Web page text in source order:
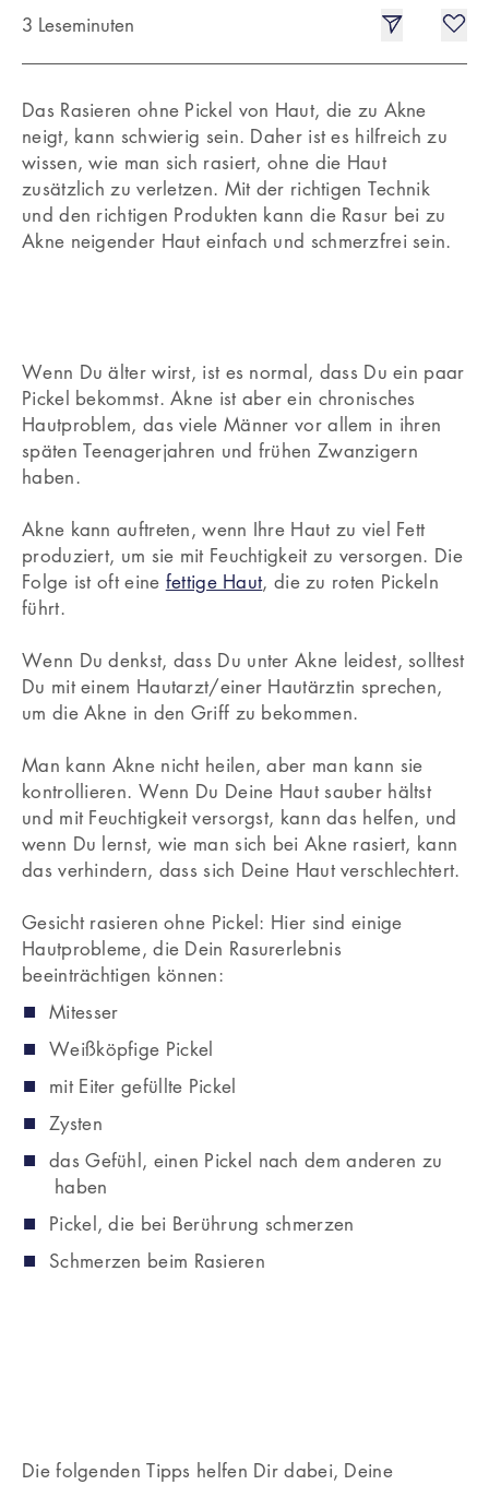
3 Leseminuten
Das Rasieren ohne Pickel von Haut, die zu Akne
neigt, kann schwierig sein. Daher ist es hilfreich zu
wissen, wie man sich rasiert, ohne die Haut
zusätzlich zu verletzen. Mit der richtigen Technik
und den richtigen Produkten kann die Rasur bei zu
Akne neigender Haut einfach und schmerzfrei sein.
Wenn Du älter wirst, ist es normal, dass Du ein paar
Pickel bekommst. Akne ist aber ein chronisches
Hautproblem, das viele Männer vor allem in ihren
späten Teenagerjahren und frühen Zwanzigern
haben.
Akne kann auftreten, wenn Ihre Haut zu viel Fett
produziert, um sie mit Feuchtigkeit zu versorgen. Die
Folge ist oft eine fettige Haut, die zu roten Pickeln
führt.
Wenn Du denkst, dass Du unter Akne leidest, solltest
Du mit einem Hautarzt/einer Hautärztin sprechen,
um die Akne in den Griff zu bekommen.
Man kann Akne nicht heilen, aber man kann sie
kontrollieren. Wenn Du Deine Haut sauber hältst
und mit Feuchtigkeit versorgst, kann das helfen, und
wenn Du lernst, wie man sich bei Akne rasiert, kann
das verhindern, dass sich Deine Haut verschlechtert.
Gesicht rasieren ohne Pickel: Hier sind einige
Hautprobleme, die Dein Rasurerlebnis
beeinträchtigen können:
Mitesser
Weißköpfige Pickel
mit Eiter gefüllte Pickel
Zysten
das Gefühl, einen Pickel nach dem anderen zu
haben
Pickel, die bei Berührung schmerzen
Schmerzen beim Rasieren
Die folgenden Tipps helfen Dir dabei, Deine